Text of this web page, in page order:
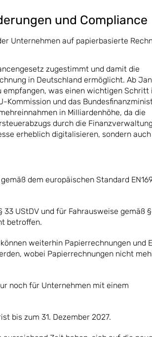
und Compliance
Unternehmen auf papierbasierte
zugestimmt und damit die
in Deutschland ermöglicht. Ab
empfangen, was einen wichtigen Schritt
Kommission und das
in Milliardenhöhe, da die
durch die Finanzverwaltung
erheblich digitalisieren, sondern auch
dem europäischen Standard
UStDV und für Fahrausweise gemäß
betroffen.
weiterhin Papierrechnungen und
wobei Papierrechnungen nicht
noch für Unternehmen mit einem
bis zum 31. Dezember 2027.